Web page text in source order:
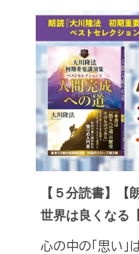
【５分読書】【
世界は良くなる
心の中の「思い」